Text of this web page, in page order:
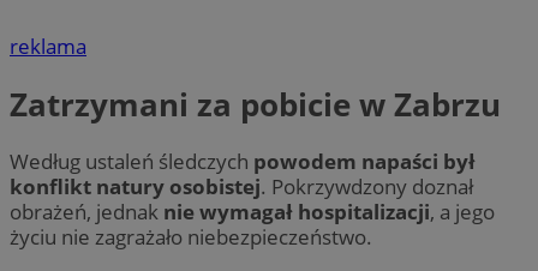
reklama
Zatrzymani za pobicie w Zabrzu
Według ustaleń śledczych powodem napaści był
konflikt natury osobistej. Pokrzywdzony doznał
obrażeń, jednak nie wymagał hospitalizacji, a jego
życiu nie zagrażało niebezpieczeństwo.